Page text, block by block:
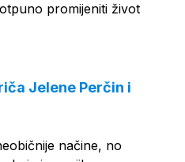
promijeniti život
Jelene Perčin i
načine, no